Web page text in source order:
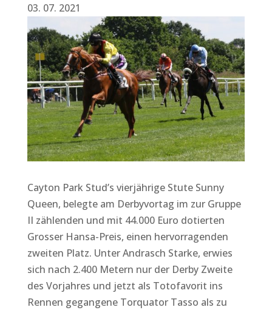
03. 07. 2021
Cayton Park Stud’s vierjährige Stute Sunny
Queen, belegte am Derbyvortag im zur Gruppe
II zählenden und mit 44.000 Euro dotierten
Grosser Hansa-Preis, einen hervorragenden
zweiten Platz. Unter Andrasch Starke, erwies
sich nach 2.400 Metern nur der Derby Zweite
des Vorjahres und jetzt als Totofavorit ins
Rennen gegangene Torquator Tasso als zu